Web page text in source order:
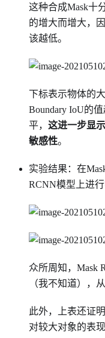
这种合成Mask十
的增大而增大，
该越低。
下标表示物体的
Boundary IoU的
平， 这进一步显
敏感性。
实验结果：在
RCNN模型上进
众所周知，Mask
（我不知道），
此外，上表还证
对较大对象的表现